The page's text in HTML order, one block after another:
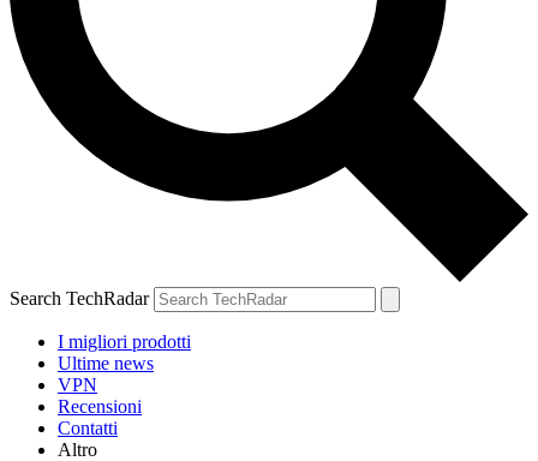
Search TechRadar
I migliori prodotti
Ultime news
VPN
Recensioni
Contatti
Altro